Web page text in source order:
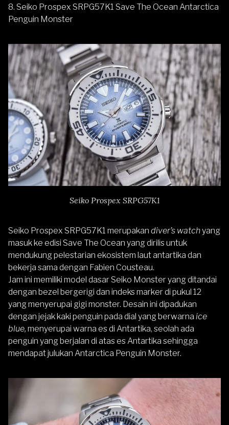
8. Seiko Prospex SRPG57K1 Save The Ocean Antarctica
Penguin Monster
Seiko Prospex SRPG57K1
Seiko Prospex SRPG57K1 merupakan diver’s watchyang
masuk ke edisi Save The Ocean yang dirilis untuk
mendukung pelestarian ekosistem laut antartika dan
bekerja sama dengan Fabien Cousteau.
Jam ini memiliki model dasar Seiko Monster yang ditandai
dengan bezel bergerigi dan indeks marker di pukul 12
yang menyerupai gigi monster. Desain ini dipadukan
dengan jejak kaki penguin pada dial yang berwarna ice
blue, menyerupai warna es di Antartika, seolah ada
penguin yang berjalan di atas es Antartika sehingga
mendapat julukan Antarctica Penguin Monster.